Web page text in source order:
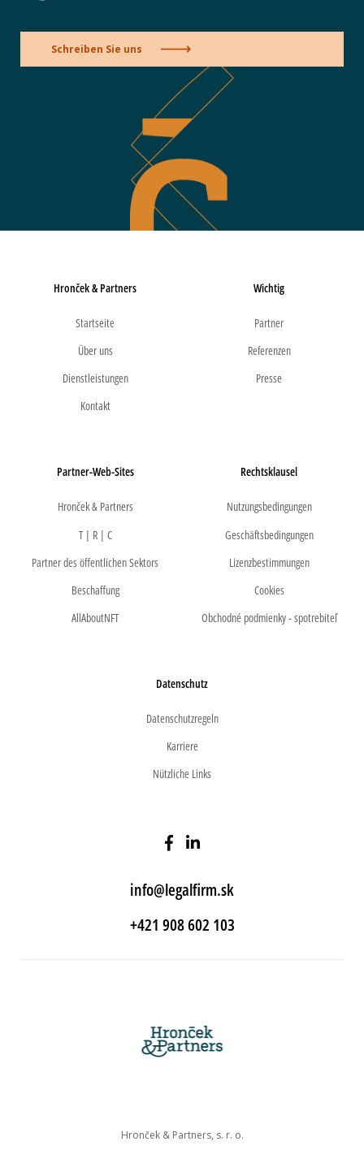
Schreiben Sie uns
Hronček & Partners
Startseite
Über uns
Dienstleistungen
Kontakt
Wichtig
Partner
Referenzen
Presse
Partner-Web-Sites
Hronček & Partners
T | R | C
Partner des öffentlichen Sektors
Beschaffung
AllAboutNFT
Rechtsklausel
Nutzungsbedingungen
Geschäftsbedingungen
Lizenzbestimmungen
Cookies
Obchodné podmienky - spotrebiteľ
Datenschutz
Datenschutzregeln
Karriere
Nützliche Links
info@legalfirm.sk
+421 908 602 103
Hronček & Partners, s. r. o.